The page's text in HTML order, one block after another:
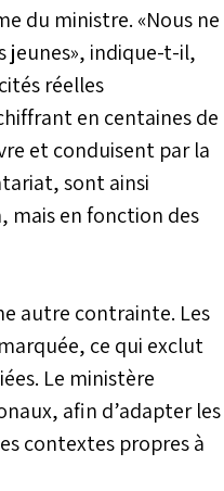
du ministre. «Nous ne
jeunes», indique-t-il,
réelles
en centaines de
et conduisent par la
sont ainsi
mais en fonction des
autre contrainte. Les
ce qui exclut
Le ministère
afin d’adapter les
contextes propres à